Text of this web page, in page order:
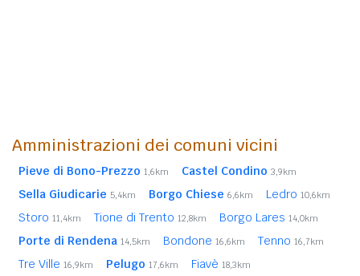
Amministrazioni dei comuni vicini
Pieve di Bono-Prezzo 1,6km Castel Condino 3,9km
Sella Giudicarie 5,4km Borgo Chiese 6,6km Ledro 10,6km
Storo 11,4km Tione di Trento 12,8km Borgo Lares 14,0km
Porte di Rendena 14,5km Bondone 16,6km Tenno 16,7km
Tre Ville 16,9km Pelugo 17,6km Fiavè 18,3km